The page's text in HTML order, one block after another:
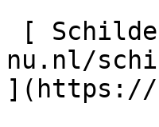
nu.nl/
](https://